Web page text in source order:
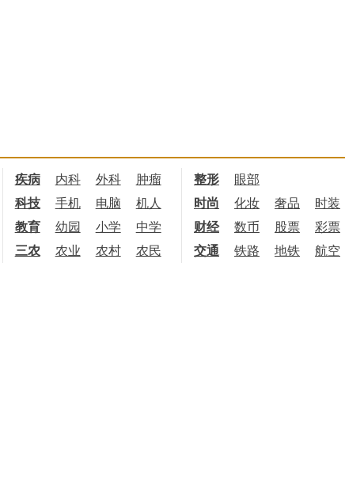
疾病 内科 外科 肿瘤 整形 眼部
科技 手机 电脑 机人 时尚 化妆 奢品 时装
教育 幼园 小学 中学 财经 数币 股票 彩票
三农 农业 农村 农民 交通 铁路 地铁 航空